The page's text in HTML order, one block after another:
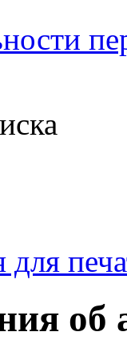
для
об